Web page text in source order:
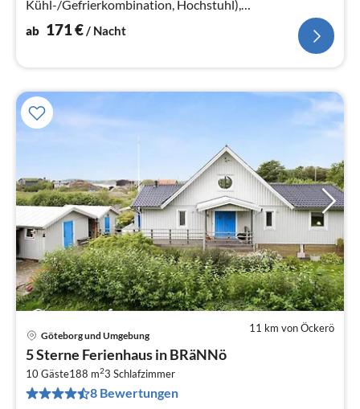
Kühl-/Gefrierkombination, Hochstuhl),
Wohn-/Schlafzimmer(Einzelklappbett , Netflix)
ab 171€/ Nacht
11 km von Öckerö
Göteborg und Umgebung
5 Sterne Ferienhaus in BRäNNö
10 Gäste188 m23 Schlafzimmer
8 Bewertungen